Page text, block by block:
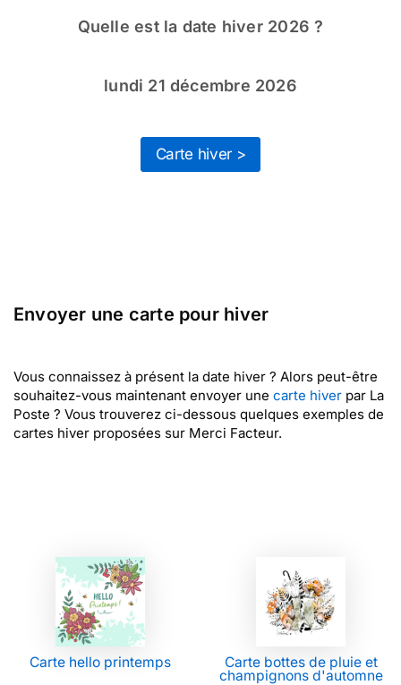
Quelle est la date hiver 2026 ?
lundi 21 décembre 2026
Carte hiver >
Envoyer une carte pour hiver
Vous connaissez à présent la date hiver ? Alors peut-être
souhaitez-vous maintenant envoyer une carte hiver par La
Poste ? Vous trouverez ci-dessous quelques exemples de
cartes hiver proposées sur Merci Facteur.
Carte hello printemps Carte bottes de pluie et
champignons d'automne